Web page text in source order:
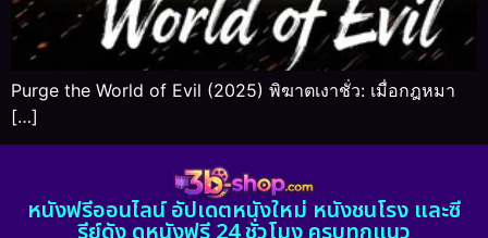
Purge the World of Evil (2025) พิฆาตเงาชั่ว: เมื่อกฎหมา
[…]
หนังฟรีออนไลน์ อัปเดตหนังใหม่ หนังชนโรง และซี